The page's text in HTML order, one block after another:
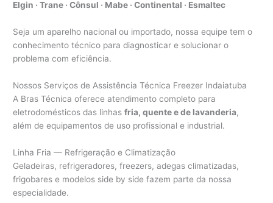
Elgin · Trane · Cônsul · Mabe · Continental · Esmaltec
Seja um aparelho nacional ou importado, nossa equipe tem o
conhecimento técnico para diagnosticar e solucionar o
problema com eficiência.
Nossos Serviços de Assistência Técnica Freezer Indaiatuba
A Bras Técnica oferece atendimento completo para
eletrodomésticos das linhasfria, quente e de lavanderia,
além de equipamentos de uso profissional e industrial.
Linha Fria — Refrigeração e Climatização
Geladeiras, refrigeradores, freezers, adegas climatizadas,
frigobares e modelos side by side fazem parte da nossa
especialidade.